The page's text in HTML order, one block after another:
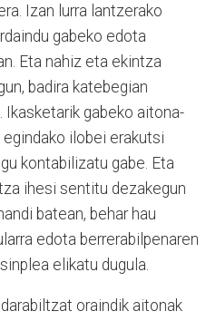
Izan lurra lantzerako
gabeko edota
Eta nahiz eta ekintza
badira katebegian
Ikasketarik gabeko aitona-
ilobei erakutsi
kontabilizatu gabe. Eta
ihesi sentitu dezakegun
batean, behar hau
edota berrerabilpenaren
elikatu dugula.
oraindik aitonak